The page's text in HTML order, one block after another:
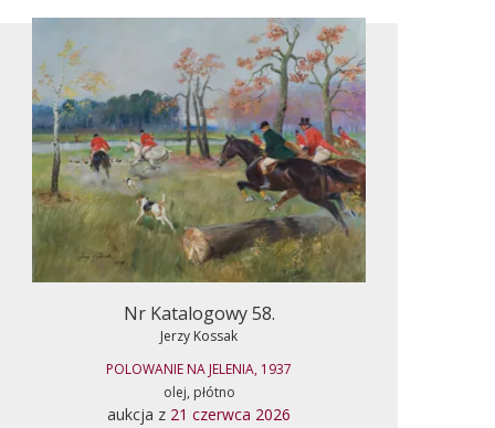
Nr Katalogowy 58.
Jerzy Kossak
POLOWANIE NA JELENIA, 1937
olej, płótno
aukcja z 21 czerwca 2026